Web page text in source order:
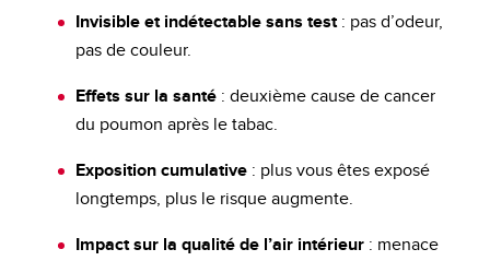
Invisible et indétectable sans test: pas d’odeur,
pas de couleur.
Effets sur la santé: deuxième cause de cancer
du poumon après le tabac.
Exposition cumulative: plus vous êtes exposé
longtemps, plus le risque augmente.
Impact sur la qualité de l’air intérieur: menace